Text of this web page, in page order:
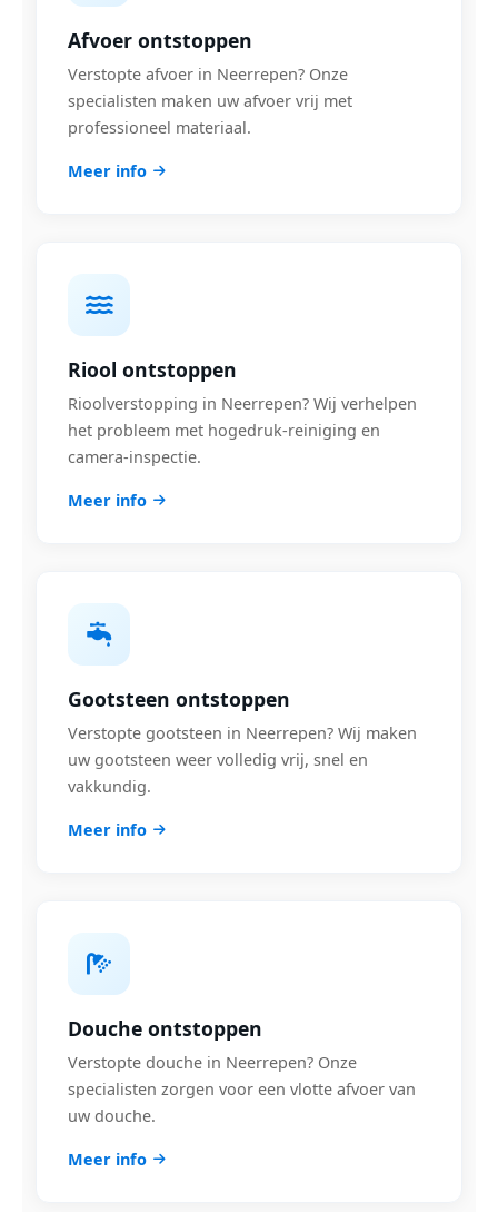
Afvoer ontstoppen
Verstopte afvoer in Neerrepen? Onze
specialisten maken uw afvoer vrij met
professioneel materiaal.
Meer info
Riool ontstoppen
Rioolverstopping in Neerrepen? Wij verhelpen
het probleem met hogedruk-reiniging en
camera-inspectie.
Meer info
Gootsteen ontstoppen
Verstopte gootsteen in Neerrepen? Wij maken
uw gootsteen weer volledig vrij, snel en
vakkundig.
Meer info
Douche ontstoppen
Verstopte douche in Neerrepen? Onze
specialisten zorgen voor een vlotte afvoer van
uw douche.
Meer info